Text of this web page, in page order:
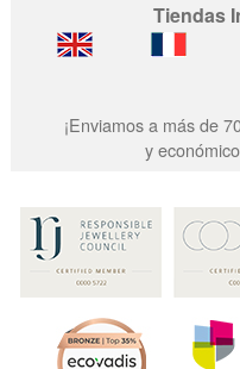
Tiendas
¡Enviamos a más de
y